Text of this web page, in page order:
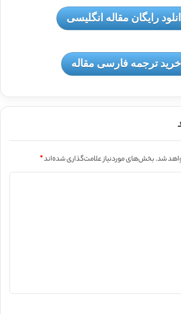
رایگان مقاله انگلیسی
خرید ترجمه فارسی مقاله
شد.بخش‌های موردنیاز علامت‌گذاری شده‌اند*